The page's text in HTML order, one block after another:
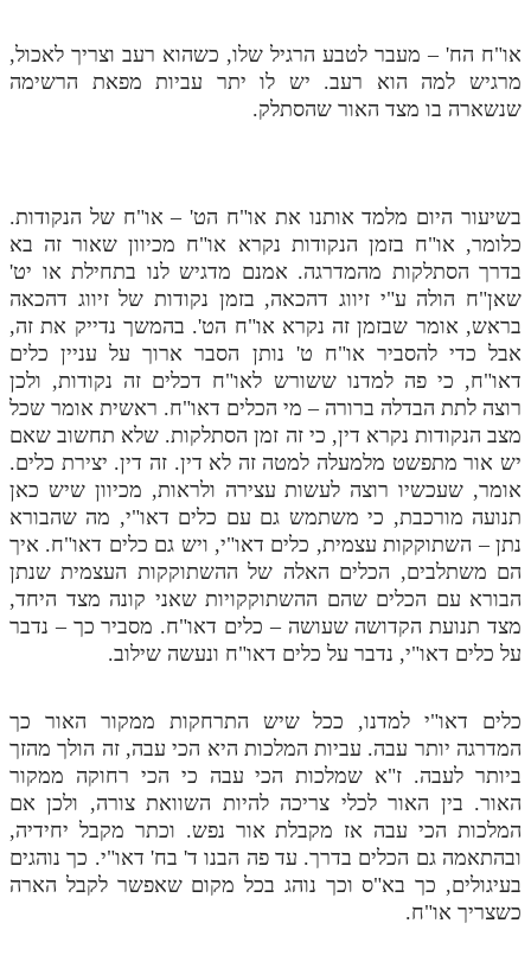
או"ח הח' – מעבר לטבע הרגיל שלו, כשהוא רעב וצריך לאכול,
מרגיש למה הוא רעב. יש לו יתר עביות מפאת הרשימה
שנשארה בו מצד האור שהסתלק.
בשיעור היום מלמד אותנו את או"ח הט' – או"ח של הנקודות.
כלומר, או"ח בזמן הנקודות נקרא או"ח מכיוון שאור זה בא
בדרך הסתלקות מהמדרגה. אמנם מדגיש לנו בתחילת או יט'
שאן"ח הולה ע"י זיווג דהכאה, בזמן נקודות של זיווג דהכאה
בראש, אומר שבזמן זה נקרא או"ח הט'. בהמשך נדייק את זה,
אבל כדי להסביר או"ח ט' נותן הסבר ארוך על עניין כלים
דאו"ח, כי פה למדנו ששורש לאו"ח דכלים זה נקודות, ולכן
רוצה לתת הבדלה ברורה – מי הכלים דאו"ח. ראשית אומר שכל
מצב הנקודות נקרא דין, כי זה זמן הסתלקות. שלא תחשוב שאם
יש אור מתפשט מלמעלה למטה זה לא דין. זה דין. יצירת כלים.
אומר, שעכשיו רוצה לעשות עצירה ולראות, מכיוון שיש כאן
תנועה מורכבת, כי משתמש גם עם כלים דאו"י, מה שהבורא
נתן – השתוקקות עצמית, כלים דאו"י, ויש גם כלים דאו"ח. איך
הם משתלבים, הכלים האלה של ההשתוקקות העצמית שנתן
הבורא עם הכלים שהם ההשתוקקויות שאני קונה מצד היחד,
מצד תנועת הקדושה שעושה – כלים דאו"ח. מסביר כך – נדבר
על כלים דאו"י, נדבר על כלים דאו"ח ונעשה שילוב.
כלים דאו"י למדנו, ככל שיש התרחקות ממקור האור כך
המדרגה יותר עבה. עביות המלכות היא הכי עבה, זה הולך מהזך
ביותר לעבה. ז"א שמלכות הכי עבה כי הכי רחוקה ממקור
האור. בין האור לכלי צריכה להיות השוואת צורה, ולכן אם
המלכות הכי עבה אז מקבלת אור נפש. וכתר מקבל יחידיה,
ובהתאמה גם הכלים בדרך. עד פה הבנו ד' בח' דאו"י. כך נוהגים
בעיגולים, כך בא"ס וכך נוהג בכל מקום שאפשר לקבל הארה
כשצריך או"ח.